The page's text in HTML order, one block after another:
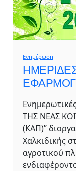
Ενημέρωση
ΤΗΣ ΝΕΑΣ
(ΚΑΠ)”
Χαλκιδικής
αγροτικού